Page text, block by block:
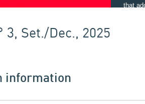
that
3, Set./Dec., 2025
information